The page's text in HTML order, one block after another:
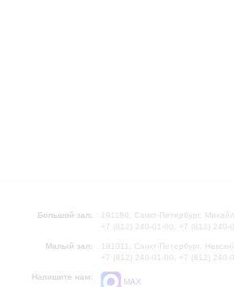
Большой зал:
191186, Санкт-Петербург,
+7 (812) 240-01-00, +7 (812) 240-
Малый зал:
191011, Санкт-Петербург,
+7 (812) 240-01-00, +7 (812) 240-
Напишите нам:
MAX